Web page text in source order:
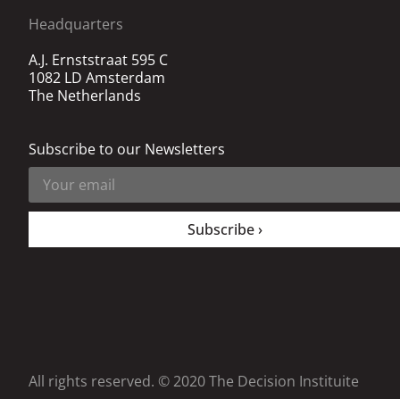
Headquarters
A.J. Ernststraat 595 C
1082 LD Amsterdam
The Netherlands
Subscribe to our Newsletters
Subscribe ›
All rights reserved. © 2020 The Decision Instituite